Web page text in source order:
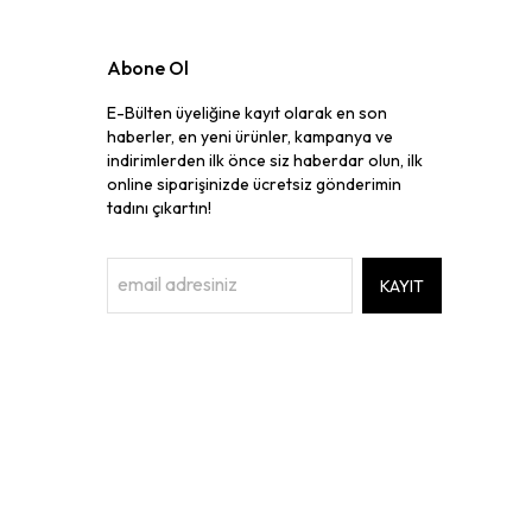
Abone Ol
E-Bülten üyeliğine kayıt olarak en son
haberler, en yeni ürünler, kampanya ve
indirimlerden ilk önce siz haberdar olun, ilk
online siparişinizde ücretsiz gönderimin
tadını çıkartın!
KAYIT